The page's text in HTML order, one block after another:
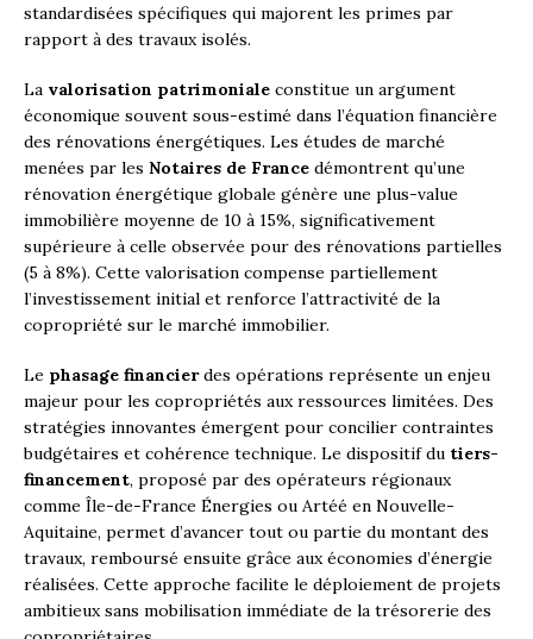
standardisées spécifiques qui majorent les primes par
rapport à des travaux isolés.
La valorisation patrimoniale constitue un argument
économique souvent sous-estimé dans l’équation financière
des rénovations énergétiques. Les études de marché
menées par les Notaires de France démontrent qu’une
rénovation énergétique globale génère une plus-value
immobilière moyenne de 10 à 15%, significativement
supérieure à celle observée pour des rénovations partielles
(5 à 8%). Cette valorisation compense partiellement
l’investissement initial et renforce l’attractivité de la
copropriété sur le marché immobilier.
Le phasage financierdes opérations représente un enjeu
majeur pour les copropriétés aux ressources limitées. Des
stratégies innovantes émergent pour concilier contraintes
budgétaires et cohérence technique. Le dispositif du tiers-
financement, proposé par des opérateurs régionaux
comme Île-de-France Énergies ou Artéé en Nouvelle-
Aquitaine, permet d’avancer tout ou partie du montant des
travaux, remboursé ensuite grâce aux économies d’énergie
réalisées. Cette approche facilite le déploiement de projets
ambitieux sans mobilisation immédiate de la trésorerie des